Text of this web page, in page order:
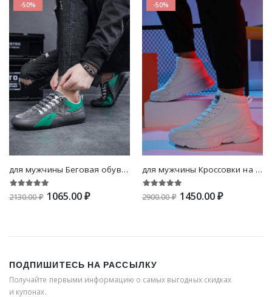
-50%
для мужчины Беговая обувь с текстовым принтом на шнурках
2130.00 ₽ 1065.00 ₽
-50%
для мужчины Кроссовки на массивной подошве с текстовой заплатой на шнурках
2900.00 ₽ 1450.00 ₽
ПОДПИШИТЕСЬ НА РАССЫЛКУ
Получайте первыми информацию о самых выгодных скидках
и купонах.